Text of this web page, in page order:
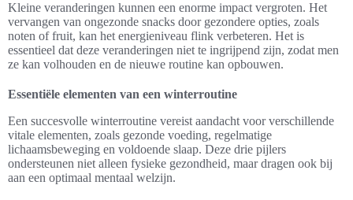
Kleine veranderingen kunnen een enorme impact vergroten. Het
vervangen van ongezonde snacks door gezondere opties, zoals
noten of fruit, kan het energieniveau flink verbeteren. Het is
essentieel dat deze veranderingen niet te ingrijpend zijn, zodat men
ze kan volhouden en de nieuwe routine kan opbouwen.
Essentiële elementen van een winterroutine
Een succesvolle winterroutine vereist aandacht voor verschillende
vitale elementen, zoals gezonde voeding, regelmatige
lichaamsbeweging en voldoende slaap. Deze drie pijlers
ondersteunen niet alleen fysieke gezondheid, maar dragen ook bij
aan een optimaal mentaal welzijn.